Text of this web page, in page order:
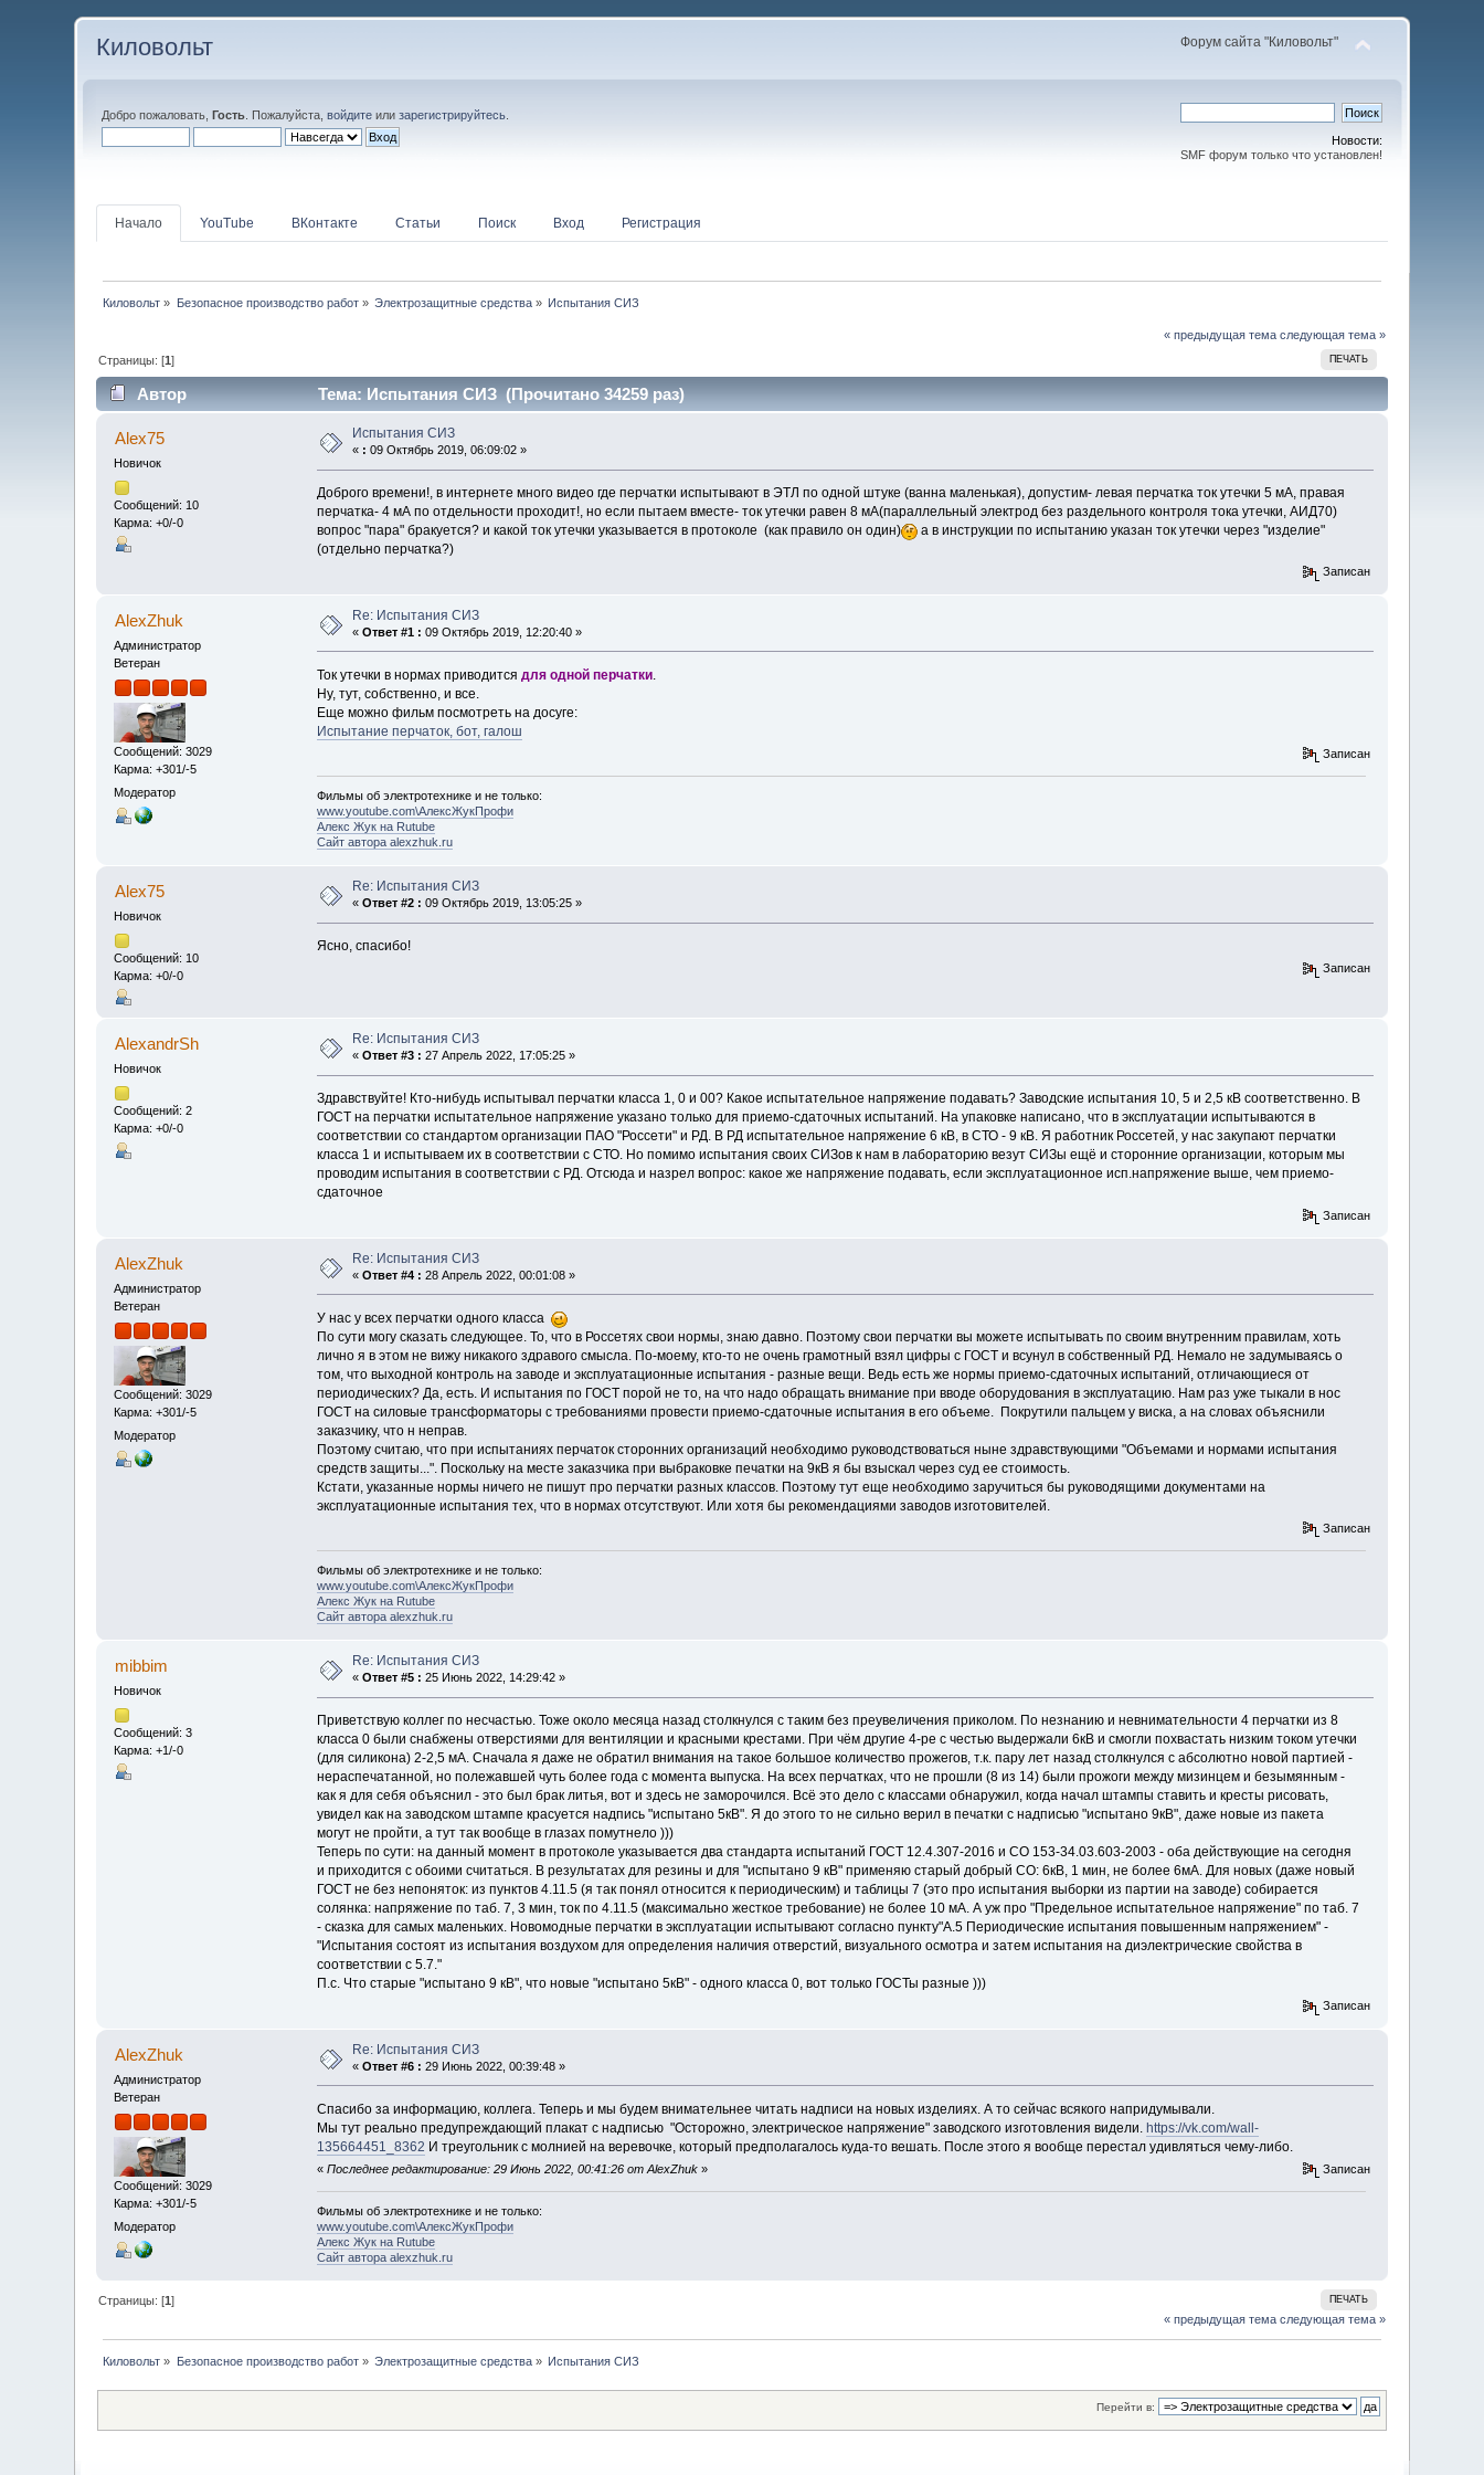
Киловольт Форум сайта "Киловольт"
Добро пожаловать,Гость . Пожалуйста,войдите илизарегистрируйтесь
Новости:
SMF форум только что установлен!
Начало YouTube ВКонтакте Статьи Поиск Вход Регистрация
Киловольт » Безопасное производство работ» Электрозащитные средства » Испытания СИЗ
« предыдущая тема следующая тема »
ПЕЧАТЬ
Страницы: [1]
Автор Тема: Испытания СИЗ (Прочитано 34259 раз)
Alex75
Новичок
Сообщений: 10
Карма: +0/-0
Испытания СИЗ
« : 09 Октябрь 2019, 06:09:02 »
Доброго времени!, в интернете много видео где перчатки испытывают в ЭТЛ по одной штуке (ванна маленькая), допустим- левая перчатка ток утечки 5 мА, правая
перчатка- 4 мА по отдельности проходит!, но если пытаем вместе- ток утечки равен 8 мА(параллельный электрод без раздельного контроля тока утечки, АИД70)
вопрос "пара" бракуется? и какой ток утечки указывается в протоколе (как правило он один)
а в инструкции по испытанию указан ток утечки через "изделие"
(отдельно перчатка?)
Записан
AlexZhuk
Администратор
Ветеран
Сообщений: 3029
Карма: +301/-5
Модератор
Re: Испытания СИЗ
«Ответ #1 : 09 Октябрь 2019, 12:20:40 »
Ток утечки в нормах приводится для одной перчатки.
Ну, тут, собственно, и все.
Еще можно фильм посмотреть на досуге:
Испытание перчаток, бот, галош
Записан
Фильмы об электротехнике и не только:
www.youtube.com\АлексЖукПрофи
Алекс Жук на Rutube
Сайт автора alexzhuk.ru
Alex75
Новичок
Сообщений: 10
Карма: +0/-0
Re: Испытания СИЗ
«Ответ #2 : 09 Октябрь 2019, 13:05:25 »
Ясно, спасибо!
Записан
AlexandrSh
Новичок
Сообщений: 2
Карма: +0/-0
Re: Испытания СИЗ
«Ответ #3 : 27 Апрель 2022, 17:05:25 »
Здравствуйте! Кто-нибудь испытывал перчатки класса 1, 0 и 00? Какое испытательное напряжение подавать? Заводские испытания 10, 5 и 2,5 кВ соответственно. В
ГОСТ на перчатки испытательное напряжение указано только для приемо-сдаточных испытаний. На упаковке написано, что в эксплуатации испытываются в
соответствии со стандартом организации ПАО "Россети" и РД. В РД испытательное напряжение 6 кВ, в СТО - 9 кВ. Я работник Россетей, у нас закупают перчатки
класса 1 и испытываем их в соответствии с СТО. Но помимо испытания своих СИЗов к нам в лабораторию везут СИЗы ещё и сторонние организации, которым мы
проводим испытания в соответствии с РД. Отсюда и назрел вопрос: какое же напряжение подавать, если эксплуатационное исп.напряжение выше, чем приемо-
сдаточное
Записан
AlexZhuk
Администратор
Ветеран
Сообщений: 3029
Карма: +301/-5
Модератор
Re: Испытания СИЗ
«Ответ #4 : 28 Апрель 2022, 00:01:08 »
У нас у всех перчатки одного класса
По сути могу сказать следующее. То, что в Россетях свои нормы, знаю давно. Поэтому свои перчатки вы можете испытывать по своим внутренним правилам, хоть
лично я в этом не вижу никакого здравого смысла. По-моему, кто-то не очень грамотный взял цифры с ГОСТ и всунул в собственный РД. Немало не задумываясь о
том, что выходной контроль на заводе и эксплуатационные испытания - разные вещи. Ведь есть же нормы приемо-сдаточных испытаний, отличающиеся от
периодических? Да, есть. И испытания по ГОСТ порой не то, на что надо обращать внимание при вводе оборудования в эксплуатацию. Нам раз уже тыкали в нос
ГОСТ на силовые трансформаторы с требованиями провести приемо-сдаточные испытания в его объеме. Покрутили пальцем у виска, а на словах объяснили
заказчику, что н неправ.
Поэтому считаю, что при испытаниях перчаток сторонних организаций необходимо руководствоваться ныне здравствующими "Объемами и нормами испытания
средств защиты...". Поскольку на месте заказчика при выбраковке печатки на 9кВ я бы взыскал через суд ее стоимость.
Кстати, указанные нормы ничего не пишут про перчатки разных классов. Поэтому тут еще необходимо заручиться бы руководящими документами на
эксплуатационные испытания тех, что в нормах отсутствуют. Или хотя бы рекомендациями заводов изготовителей.
Записан
Фильмы об электротехнике и не только:
www.youtube.com\АлексЖукПрофи
Алекс Жук на Rutube
Сайт автора alexzhuk.ru
mibbim
Новичок
Сообщений: 3
Карма: +1/-0
Re: Испытания СИЗ
«Ответ #5 : 25 Июнь 2022, 14:29:42 »
Приветствую коллег по несчастью. Тоже около месяца назад столкнулся с таким без преувеличения приколом. По незнанию и невнимательности 4 перчатки из 8
класса 0 были снабжены отверстиями для вентиляции и красными крестами. При чём другие 4-ре с честью выдержали 6кВ и смогли похвастать низким током утечки
(для силикона) 2-2,5 мА. Сначала я даже не обратил внимания на такое большое количество прожегов, т.к. пару лет назад столкнулся с абсолютно новой партией -
нераспечатанной, но полежавшей чуть более года с момента выпуска. На всех перчатках, что не прошли (8 из 14) были прожоги между мизинцем и безымянным -
как я для себя объяснил - это был брак литья, вот и здесь не заморочился. Всё это дело с классами обнаружил, когда начал штампы ставить и кресты рисовать,
увидел как на заводском штампе красуется надпись "испытано 5кВ". Я до этого то не сильно верил в печатки с надписью "испытано 9кВ", даже новые из пакета
могут не пройти, а тут так вообще в глазах помутнело )))
Теперь по сути: на данный момент в протоколе указывается два стандарта испытаний ГОСТ 12.4.307-2016 и СО 153-34.03.603-2003 - оба действующие на сегодня
и приходится с обоими считаться. В результатах для резины и для "испытано 9 кВ" применяю старый добрый СО: 6кВ, 1 мин, не более 6мА. Для новых (даже новый
ГОСТ не без непоняток: из пунктов 4.11.5 (я так понял относится к периодическим) и таблицы 7 (это про испытания выборки из партии на заводе) собирается
солянка: напряжение по таб. 7, 3 мин, ток по 4.11.5 (максимально жесткое требование) не более 10 мА. А уж про "Предельное испытательное напряжение" по таб. 7
- сказка для самых маленьких. Новомодные перчатки в эксплуатации испытывают согласно пункту"А.5 Периодические испытания повышенным напряжением" -
"Испытания состоят из испытания воздухом для определения наличия отверстий, визуального осмотра и затем испытания на диэлектрические свойства в
соответствии с 5.7."
П.с. Что старые "испытано 9 кВ", что новые "испытано 5кВ" - одного класса 0, вот только ГОСТы разные )))
Записан
AlexZhuk
Администратор
Ветеран
Сообщений: 3029
Карма: +301/-5
Модератор
Re: Испытания СИЗ
«Ответ #6 : 29 Июнь 2022, 00:39:48 »
Спасибо за информацию, коллега. Теперь и мы будем внимательнее читать надписи на новых изделиях. А то сейчас всякого напридумывали.
Мы тут реально предупреждающий плакат с надписью "Осторожно, электрическое напряжение" заводского изготовления видели. https://vk.com/wall-
135664451_8362 И треугольник с молнией на веревочке, который предполагалось куда-то вешать. После этого я вообще перестал удивляться чему-либо.
« Последнее редактирование: 29 Июнь 2022, 00:41:26 от AlexZhuk» Записан
Фильмы об электротехнике и не только:
www.youtube.com\АлексЖукПрофи
Алекс Жук на Rutube
Сайт автора alexzhuk.ru
ПЕЧАТЬ
Страницы: [1]
« предыдущая тема следующая тема »
Киловольт » Безопасное производство работ» Электрозащитные средства » Испытания СИЗ
Перейти в: